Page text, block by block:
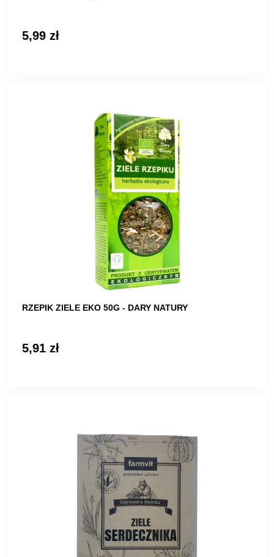
5,99 zł
RZEPIK ZIELE EKO 50G - DARY NATURY
5,91 zł